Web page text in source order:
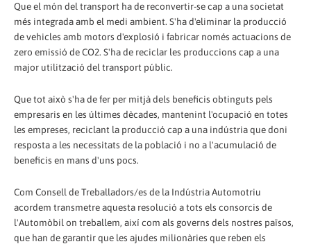
Que el món del transport ha de reconvertir-se cap a una societat
més integrada amb el medi ambient. S'ha d'eliminar la producció
de vehicles amb motors d'explosió i fabricar només actuacions de
zero emissió de CO2. S'ha de reciclar les produccions cap a una
major utilització del transport públic.
Que tot això s'ha de fer per mitjà dels beneficis obtinguts pels
empresaris en les últimes dècades, mantenint l'ocupació en totes
les empreses, reciclant la producció cap a una indústria que doni
resposta a les necessitats de la població i no a l'acumulació de
beneficis en mans d'uns pocs.
Com Consell de Treballadors/es de la Indústria Automotriu
acordem transmetre aquesta resolució a tots els consorcis de
l'Automòbil on treballem, així com als governs dels nostres països,
que han de garantir que les ajudes milionàries que reben els